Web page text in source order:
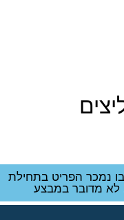
נמכר הפריט בתחילת
לא מדובר במבצע